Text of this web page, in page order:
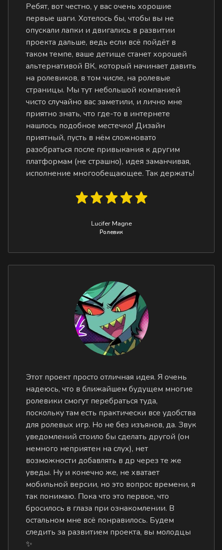
Ребят, вот честно, у вас очень хорошие
первые шаги. Хотелось бы, чтобы вы не
опускали лапки и двигались в развитии
проекта дальше, ведь если всё пойдёт в
таком темпе, ваше детище станет хорошей
альтернативой ВК, который начинает давить
на ролевиков, в том числе, на ролевые
страницы. Мы тут небольшой компанией
чисто случайно вас заметили, и лично мне
приятно знать, что где-то в интернете
нашлось подобное местечко! Дизайн
приятный, пусть в нём сложновато
разобраться после привыкания к другим
платформам (не страшно), идея заманчивая,
исполнение многообещающее. Так держать!
Lucifer Magne
Ролевик
Этот проект просто отличная идея. Я очень
надеюсь, что в ближайшем будущем многие
ролевики смогут перебраться туда,
поскольку там есть практически все удобства
для ролевых игр. Но не без изъянов, да. Звук
уведомлений стоило бы сделать другой (он
немного неприятен на слух), нет
возможности добавлять в др через те же
уведы. Ну и конечно же, не хватает
мобильной версии, но это вопрос времени, я
так понимаю. Пока что это первое, что
бросилось в глаза при ознакомлении. В
остальном мне всё понравилось. Будем
следить за развитием проекта, вы молодцы
✨